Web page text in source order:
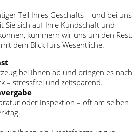
Teil Ihres Geschäfts – und bei uns
Sie sich auf Ihre Kundschaft und
kümmern wir uns um den Rest.
dem Blick fürs Wesentliche.
bei Ihnen ab und bringen es nach
– stressfrei und zeitsparend.
oder Inspektion – oft am selben